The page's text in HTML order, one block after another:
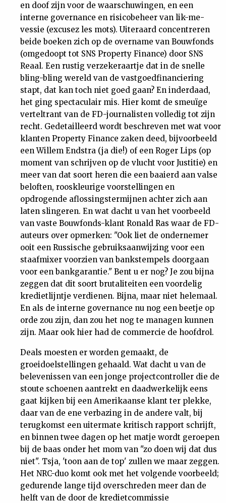
en doof zijn voor de waarschuwingen, en een
interne governance en risicobeheer van lik-me-
vessie (excusez les mots). Uiteraard concentreren
beide boeken zich op de overname van Bouwfonds
(omgedoopt tot SNS Property Finance) door SNS
Reaal. Een rustig verzekeraartje dat in de snelle
bling-bling wereld van de vastgoedfinanciering
stapt, dat kan toch niet goed gaan? En inderdaad,
het ging spectaculair mis. Hier komt de smeuïge
verteltrant van de FD-journalisten volledig tot zijn
recht. Gedetailleerd wordt beschreven met wat voor
klanten Property Finance zaken deed, bijvoorbeeld
een Willem Endstra (ja die!) of een Roger Lips (op
moment van schrijven op de vlucht voor Justitie) en
meer van dat soort heren die een baaierd aan valse
beloften, rooskleurige voorstellingen en
opdrogende aflossingstermijnen achter zich aan
laten slingeren. En wat dacht u van het voorbeeld
van vaste Bouwfonds-klant Ronald Ras waar de FD-
auteurs over opmerken: "Ook liet de ondernemer
ooit een Russische gebruiksaanwijzing voor een
staafmixer voorzien van bankstempels doorgaan
voor een bankgarantie." Bent u er nog? Je zou bijna
zeggen dat dit soort brutaliteiten een voordelig
kredietlijntje verdienen. Bijna, maar niet helemaal.
En als de interne governance nu nog een beetje op
orde zou zijn, dan zou het nog te managen kunnen
zijn. Maar ook hier had de commercie de hoofdrol.
Deals moesten er worden gemaakt, de
groeidoelstellingen gehaald. Wat dacht u van de
belevenissen van een jonge projectcontroller die de
stoute schoenen aantrekt en daadwerkelijk eens
gaat kijken bij een Amerikaanse klant ter plekke,
daar van de ene verbazing in de andere valt, bij
terugkomst een uitermate kritisch rapport schrijft,
en binnen twee dagen op het matje wordt geroepen
bij de baas onder het mom van "zo doen wij dat dus
niet". Tsja, 'toon aan de top' zullen we maar zeggen.
Het NRC-duo komt ook met het volgende voorbeeld;
gedurende lange tijd overschreden meer dan de
helft van de door de kredietcommissie